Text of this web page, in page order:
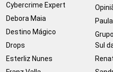
Cybercrime Expert
Debora Maia
Destino Mágico
Drops
Esterliz Nunes
Sul